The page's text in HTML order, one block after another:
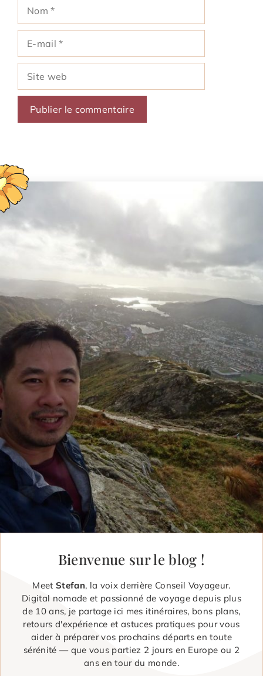
mail
web
Bienvenue sur le blog !
MeetStefan, la voix derrière Conseil Voyageur.
Digital nomade et passionné de voyage depuis plus
de 10 ans, je partage ici mes itinéraires, bons plans,
retours d'expérience et astuces pratiques pour vous
aider à préparer vos prochains départs en toute
sérénité — que vous partiez 2 jours en Europe ou 2
ans en tour du monde.